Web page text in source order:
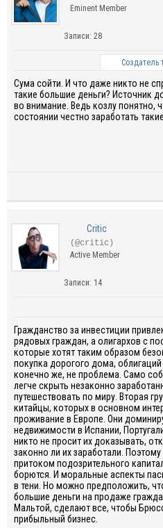
Eminent Member
Записи: 28
Создатель
Сума сойти. И что даже никто не
такие большие деньги? Источник
во внимание. Ведь козлу понятно,
состоянии честно заработать
Critic
(@critic)
Active Member
Записи: 14
Гражданство за инвестиции
рядовых граждан, а олигархов с
которые хотят таким образом
покупка дорогого дома,
конечно же, не проблема. Само
легче скрыть незаконно
путешествовать по миру. Вторая
китайцы, которых в основном
проживание в Европе. Они
недвижимости в Испании,
никто не просит их доказывать,
законно ли их заработали.
притоком подозрительного
борются. И моральные аспекты
в тени. Но можно предположить,
большие деньги на продаже
Мальтой, сделают все, чтобы
прибыльный бизнес.